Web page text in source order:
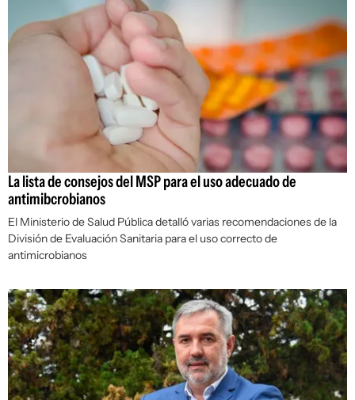
La lista de consejos del MSP para el uso adecuado de
antimibcrobianos
El Ministerio de Salud Pública detalló varias recomendaciones de la
División de Evaluación Sanitaria para el uso correcto de
antimicrobianos